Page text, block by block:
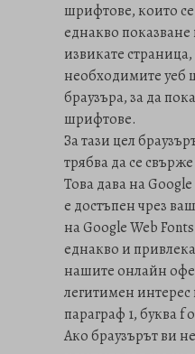
шрифтове, които се
еднакво
извикате
необходимите уеб
браузъра, за да
шрифтове.
За тази цел
трябва да се
Това дава на
е достъпен чрез
на Google Web
еднакво и
нашите онлайн
легитимен интерес
параграф 1, буква f
Ако браузърът ви